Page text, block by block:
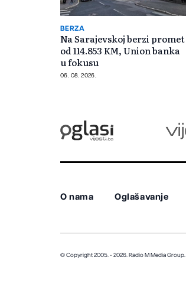
BERZA
Na Sarajevskoj berzi promet
od 114.853 KM, Union banka
u fokusu
06. 08. 2026.
O nama Oglašavanje
© Copyright 2005. - 2026. Radio M Media Group.